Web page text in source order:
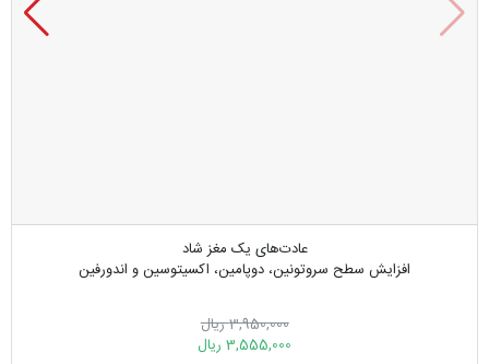
عادت‌های یک مغز شاد
افزایش سطح سروتونین، دوپامین، اکسیتوسین و اندورفین
3,950,000 ریال
3,555,000 ریال